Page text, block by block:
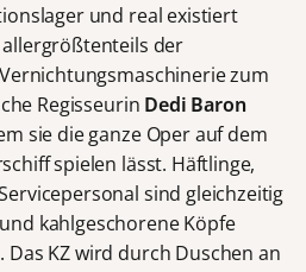
und real existiert
der
zum
Regisseurin Dedi Baron
sie die ganze Oper auf dem
spielen lässt. Häftlinge,
sind gleichzeitig
kahlgeschorene Köpfe
KZ wird durch Duschen an